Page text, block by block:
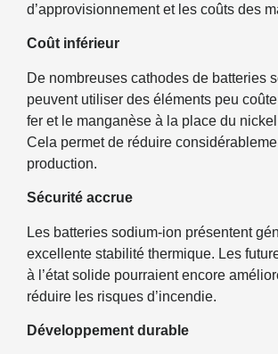
d’approvisionnement et les coûts des
Coût inférieur
De nombreuses cathodes de batteries
peuvent utiliser des éléments peu
fer et le manganèse à la place du
Cela permet de réduire
production.
Sécurité accrue
Les batteries sodium-ion présentent
excellente stabilité thermique. Les
à l’état solide pourraient encore
réduire les risques d’incendie.
Développement durable